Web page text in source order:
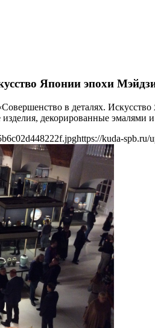
Японии эпохи
в деталях.
декорированные эмалями
https://kuda-spb.ru/